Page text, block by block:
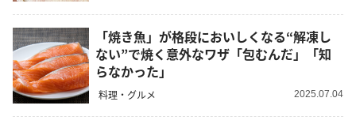
「焼き魚」が格段においしくなる“解凍し
ない”で焼く意外なワザ「包むんだ」「知
らなかった」
料理・グルメ 2025.07.04